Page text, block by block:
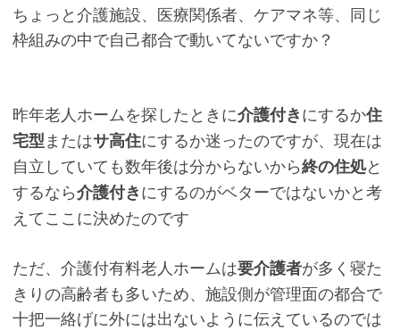
ちょっと介護施設、医療関係者、ケアマネ等、同じ
枠組みの中で自己都合で動いてないですか？
昨年老人ホームを探したときに介護付きにするか住
宅型またはサ高住にするか迷ったのですが、現在は
自立していても数年後は分からないから終の住処と
するなら介護付きにするのがベターではないかと考
えてここに決めたのです
ただ、介護付有料老人ホームは要介護者が多く寝た
きりの高齢者も多いため、施設側が管理面の都合で
十把一絡げに外には出ないように伝えているのでは